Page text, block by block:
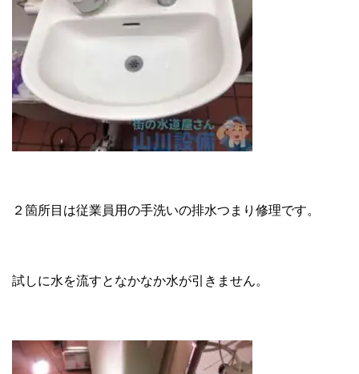
２箇所目は従業員用の手洗いの排水つまり修理です。
試しに水を流すとなかなか水が引きません。